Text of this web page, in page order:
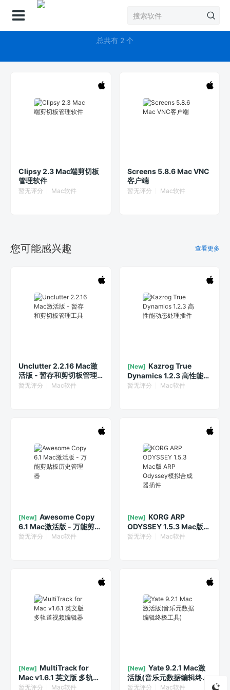
总共有 2 个
Clipsy 2.3 Mac端剪切板
管理软件
暂无评分 Mac软件
Screens 5.8.6 Mac VNC
客户端
暂无评分 Mac软件
您可能感兴趣 查看更多
Unclutter 2.2.16 Mac激
活版 - 暂存和剪切板管理
工具
暂无评分 Mac软件
[New] Kazrog True
Dynamics 1.2.3 高性能动
态处理插件
暂无评分 Mac软件
[New] Awesome Copy
6.1 Mac激活版 - 万能剪贴
板历史管理器
暂无评分 Mac软件
[New] KORG ARP
ODYSSEY 1.5.3 Mac版
ARP Odyssey模拟合成器
暂无评分 Mac软件
[New] MultiTrack for
Mac v1.6.1 英文版 多轨道
视频编辑器
暂无评分 Mac软件
[New] Yate 9.2.1 Mac激
活版(音乐元数据编辑终极
工具)
暂无评分 Mac软件